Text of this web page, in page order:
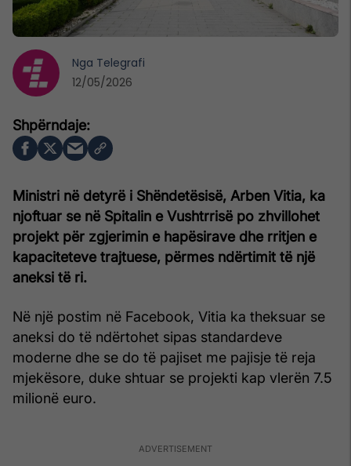
Ministri në detyrë i Shëndetësisë, Arben Vitia, ka
njoftuar se në Spitalin e Vushtrrisë po zhvillohet
projekt për zgjerimin e hapësirave dhe rritjen e
kapaciteteve trajtuese, përmes ndërtimit të një
aneksi të ri.
Në një postim në Facebook, Vitia ka theksuar se
aneksi do të ndërtohet sipas standardeve
moderne dhe se do të pajiset me pajisje të reja
mjekësore, duke shtuar se projekti kap vlerën 7.5
milionë euro.
Nga Telegrafi
12/05/2026